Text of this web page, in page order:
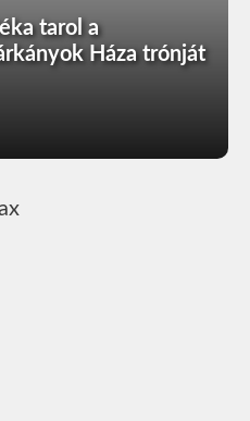
tarol a
Háza trónját